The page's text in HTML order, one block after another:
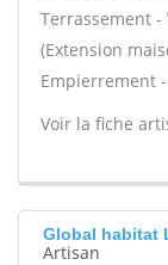
Terrassement -
(Extension
Empierrement -
Voir la fiche
Global habitat
Artisan